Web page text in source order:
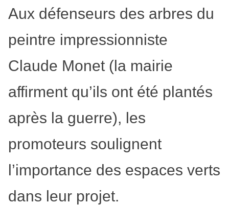
Aux défenseurs des arbres du
peintre impressionniste
Claude Monet (la mairie
affirment qu’ils ont été plantés
après la guerre), les
promoteurs soulignent
l’importance des espaces verts
dans leur projet.